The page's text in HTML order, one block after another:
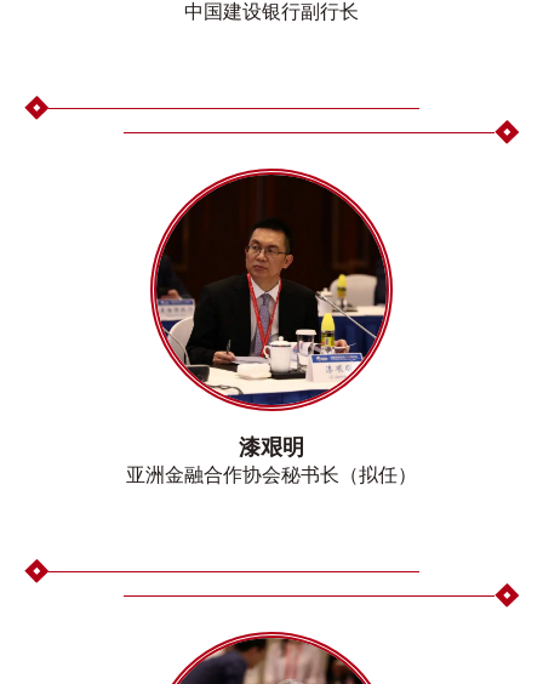
中国建设银行副行长
漆艰明
亚洲金融合作协会秘书长（拟任）